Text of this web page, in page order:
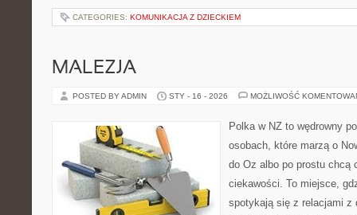
CATEGORIES: KOMUNIKACJA Z DZIECKIEM
MALEZJA
POSTED BY ADMIN STY - 16 - 2026 MOŻLIWOŚĆ
Polka w NZ to wędrowny
osobach, które marzą o
do Oz albo po prostu chcą
ciekawości. To miejsce,
spotykają się z relacjami z